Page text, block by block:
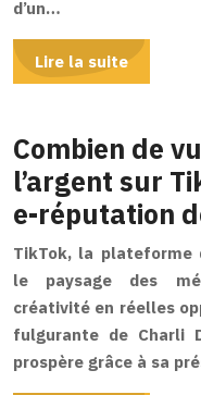
d’un…
Lire la suite
Combien de
l’argent sur
e-réputation
TikTok, la plateforme
le paysage des
créativité en réelles
fulgurante de Charli
prospère grâce à sa